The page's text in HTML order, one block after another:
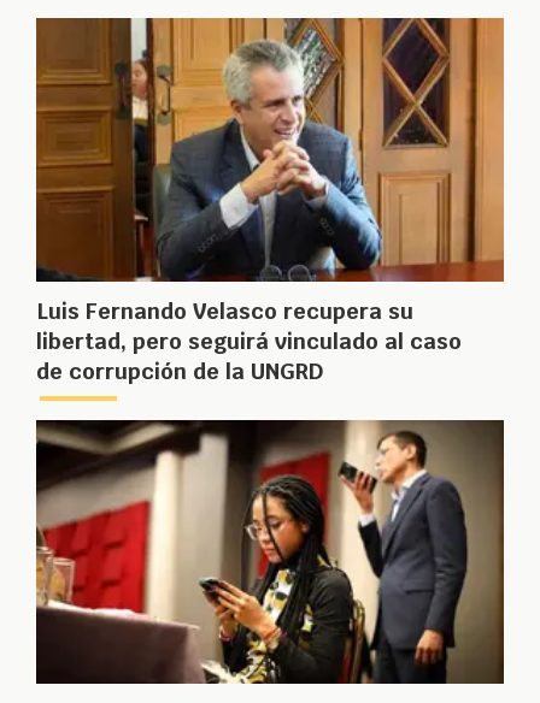
Luis Fernando Velasco recupera su
libertad, pero seguirá vinculado al caso
de corrupción de la UNGRD